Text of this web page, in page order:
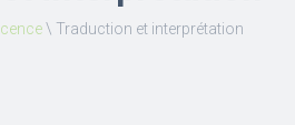
\ Traduction et interprétation